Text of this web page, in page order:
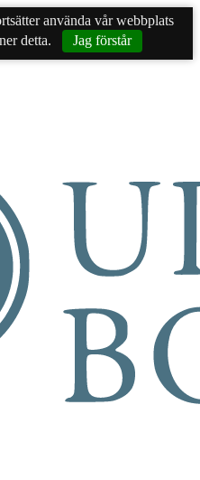
använda vår webbplats
detta.
Jag förstår